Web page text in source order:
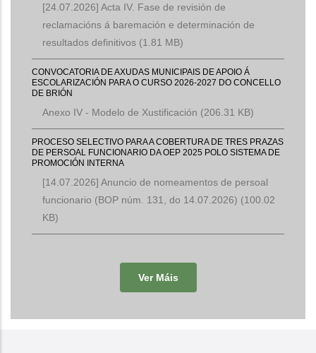
[24.07.2026] Acta IV. Fase de revisión de
reclamacións á baremación e determinación de
resultados definitivos (1.81 MB)
CONVOCATORIA DE AXUDAS MUNICIPAIS DE APOIO Á
ESCOLARIZACIÓN PARA O CURSO 2026-2027 DO CONCELLO
DE BRIÓN
Anexo IV - Modelo de Xustificación (206.31 KB)
PROCESO SELECTIVO PARA A COBERTURA DE TRES PRAZAS
DE PERSOAL FUNCIONARIO DA OEP 2025 POLO SISTEMA DE
PROMOCIÓN INTERNA
[14.07.2026] Anuncio de nomeamentos de persoal
funcionario (BOP núm. 131, do 14.07.2026) (100.02
KB)
Ver Máis